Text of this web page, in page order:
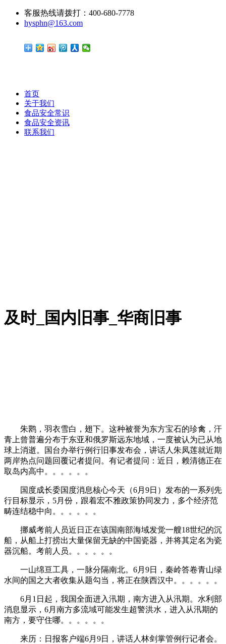
客服热线请拨打：400-680-7778
hysphn@163.com
首页
关于我们
食品安全常识
食品安全资讯
联系我们
及时_国内旧事_华商旧事
朱鹮，羽衣雪白，翅下。这种被誉为东方宝石的珍禽，汗
青上曾普遍分布于东亚和俄罗斯远东地域，一度被认为已从地
球上消逝。国台办举行例行旧事发布会，讲话人朱凤莲就近期
两岸热点问题回覆记者提问。有记者提问：近日，赖清德正在
取岛内高中。。。。。。
国度成长委国度消息核心今天（6月9日）发布的一系列先
行目标显示，5月份，跟着宏不雅政策协同发力，多个经济范
畴连结稳中向。。。。。。
挪威考前人员近日正在该国南部海域发觉一艘18世纪的沉
船，从船上打捞出大量保留无缺的中国瓷器，并将其定名为瓷
器沉船。考前人员。。。。。。
一山绵亘工具，一脉分隔南北。6月9日，秦岭答卷青山绿
水间的国之大者收集从题勾当，将正在陕西汉中。。。。。。
6月1日起，我国全面进入汛期，南方进入从汛期。水利部
消息显示，6月南方多流域可能发生超警洪水，进入从汛期的
南方，要守住哪。。。。。。
来历：日报客户端6月9日，讲话人林剑掌管例行记者会。